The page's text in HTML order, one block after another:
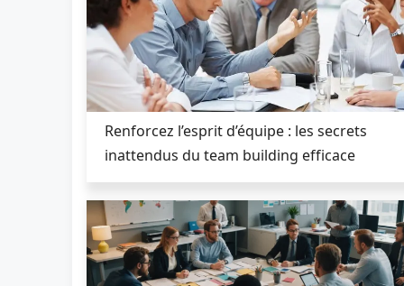
Renforcez l’esprit d’équipe : les secrets
inattendus du team building efficace